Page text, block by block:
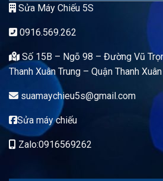
Sửa Máy Chiếu 5S
0916.569.262
Số 15B – Ngõ 98 – Đường Vũ
Thanh Xuân Trung – Quận Thanh
suamaychieu5s@gmail.com
Sửa máy chiếu
Zalo:0916569262